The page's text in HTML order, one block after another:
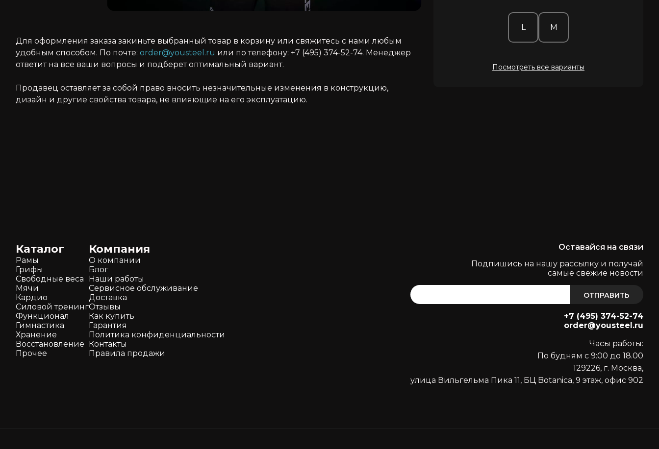
Для оформления заказа закиньте выбранный товар в корзину или свяжитесь с нами любым
удобным способом. По почте: order@yousteel.ru или по телефону: +7 (495) 374-52-74. Менеджер
ответит на все ваши вопросы и подберет оптимальный вариант.
Продавец оставляет за собой право вносить незначительные изменения в конструкцию,
дизайн и другие свойства товара, не влияющие на его эксплуатацию.
L M
Посмотреть все варианты
Каталог
Рамы
Грифы
Свободные веса
Мячи
Кардио
Силовой тренинг
Функционал
Гимнастика
Хранение
Восстановление
Прочее
Компания
О компании
Блог
Наши работы
Сервисное обслуживание
Доставка
Отзывы
Как кyпить
Гарантия
Политика конфиденциальности
Контакты
Правила продажи
Оставайся на связи
Подпишись на нашу рассылку и получай
самые свежие новости
ОТПРАВИТЬ
+7 (495) 374-52-74
order@yousteel.ru
Часы работы:
По будням с 9:00 до 18.00
129226, г. Москва,
улица Вильгельма Пика 11, БЦ Botanica, 9 этаж, офис 902